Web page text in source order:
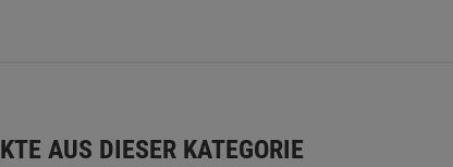
AUS DIESER KATEGORIE